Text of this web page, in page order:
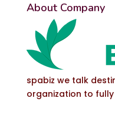
About Company
spabiz we talk
organization to